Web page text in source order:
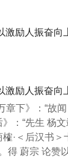
励人振奋向
励人振奋向
章下》：“故
：“先生 杨
·＜后汉书
得 蔚宗 论赞